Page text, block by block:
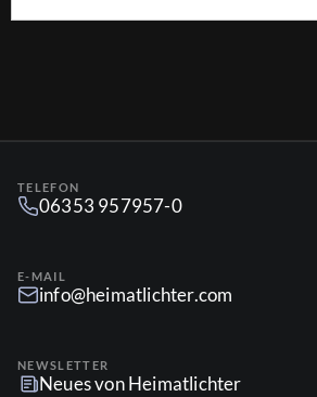
TELEFON
06353 957957-0
E-MAIL
info@heimatlichter.com
NEWSLETTER
Neues von Heimatlichter